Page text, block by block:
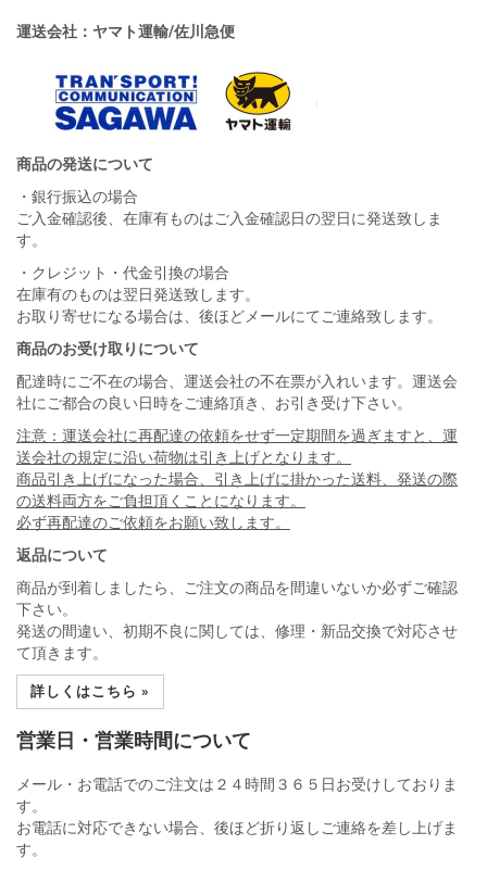
運送会社：ヤマト運輸/佐川急便
商品の発送について
・銀行振込の場合
ご入金確認後、在庫有ものはご入金確認日の翌日に発送致しま
す。
・クレジット・代金引換の場合
在庫有のものは翌日発送致します。
お取り寄せになる場合は、後ほどメールにてご連絡致します。
商品のお受け取りについて
配達時にご不在の場合、運送会社の不在票が入れいます。運送会
社にご都合の良い日時をご連絡頂き、お引き受け下さい。
注意：運送会社に再配達の依頼をせず一定期間を過ぎますと、運
送会社の規定に沿い荷物は引き上げとなります。
商品引き上げになった場合、引き上げに掛かった送料、発送の際
の送料両方をご負担頂くことになります。
必ず再配達のご依頼をお願い致します。
返品について
商品が到着しましたら、ご注文の商品を間違いないか必ずご確認
下さい。
発送の間違い、初期不良に関しては、修理・新品交換で対応させ
て頂きます。
詳しくはこちら »
営業日・営業時間について
メール・お電話でのご注文は２４時間３６５日お受けしておりま
す。
お電話に対応できない場合、後ほど折り返しご連絡を差し上げま
す。